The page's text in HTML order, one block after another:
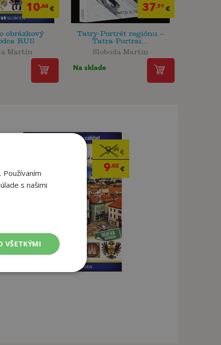
10,44 €
obrázkový
RUS
Martin
37,91 €
Tatry-Portrét regiónu –
Tatra-Portrai...
Sloboda Martin
Na sklade
9,49 €
9,02€
s našimi
VŠETKÝMI